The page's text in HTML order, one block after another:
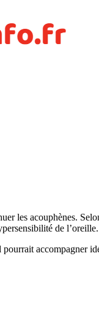
les acouphènes.
de l’oreille.
accompagner